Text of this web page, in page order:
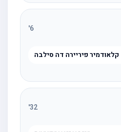
קלאודמיר פיריירה דה סילבה
32
'